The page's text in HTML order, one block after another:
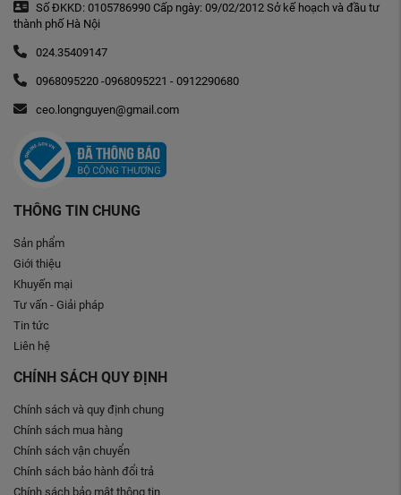
Số ĐKKD: 0105786990 Cấp ngày: 09/02/2012 Sở kế hoạch và đầu tư
thành phố Hà Nội
024.35409147
0968095220 -0968095221 - 0912290680
ceo.longnguyen@gmail.com
THÔNG TIN CHUNG
Sản phẩm
Giới thiệu
Khuyến mại
Tư vấn - Giải pháp
Tin tức
Liên hệ
CHÍNH SÁCH QUY ĐỊNH
Chính sách và quy định chung
Chính sách mua hàng
Chính sách vận chuyển
Chính sách bảo hành đổi trả
Chính sách bảo mật thông tin